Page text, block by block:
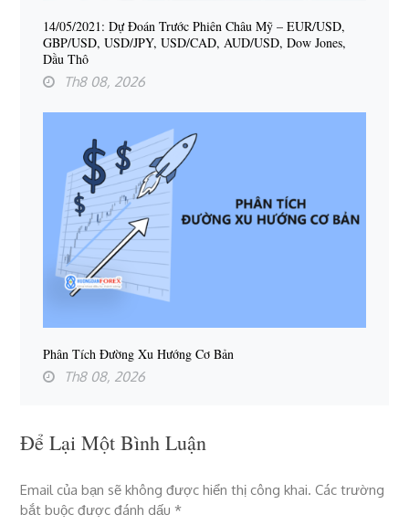
14/05/2021: Dự Đoán Trước Phiên Châu Mỹ – EUR/USD,
GBP/USD, USD/JPY, USD/CAD, AUD/USD, Dow Jones,
Dầu Thô
Th8 08, 2026
Phân Tích Đường Xu Hướng Cơ Bản
Th8 08, 2026
Để Lại Một Bình Luận
Email của bạn sẽ không được hiển thị công khai. Các trường
bắt buộc được đánh dấu*